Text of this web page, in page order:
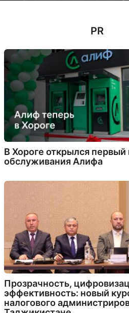
PR
В Хороге открылся первый
обслуживания Алифа
Прозрачность,
эффективность: новый
налогового